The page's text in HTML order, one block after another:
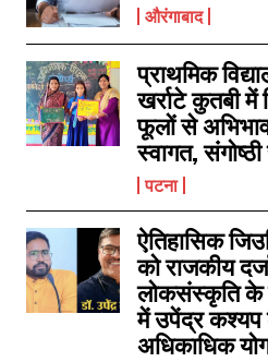
संकुल संरक्षकों, समन्वयको और
December 12, 2023
In "औरंगाबाद"
औरंगाबाद
प्राथमिक
खर्राटे कुतबी
फूलों से
स्वागत,
पटना
ऐतिहासिक
को राजकीय
लोकसंस्कृति के
में उपेंद्र कश्यप
अधिकाधिक